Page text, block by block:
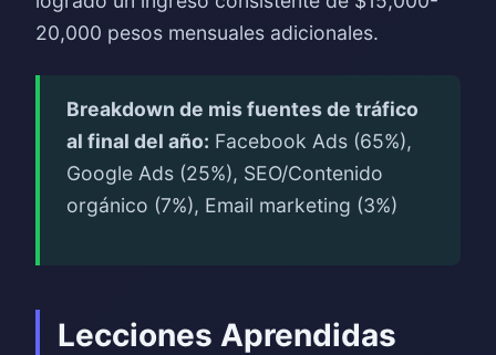
20,000 pesos mensuales adicionales.
Breakdown de mis fuentes de tráfico
al final del año: Facebook Ads (65%),
Google Ads (25%), SEO/Contenido
orgánico (7%), Email marketing (3%)
Lecciones Aprendidas